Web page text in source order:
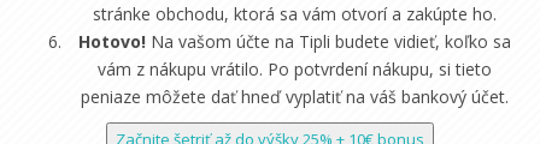
stránke obchodu, ktorá sa vám otvorí a zakúpte ho.
Hotovo! Na vašom účte na Tipli budete vidieť, koľko sa
vám z nákupu vrátilo. Po potvrdení nákupu, si tieto
peniaze môžete dať hneď vyplatiť na váš bankový účet.
Začnite šetriť až do výšky 25% + 10€ bonus